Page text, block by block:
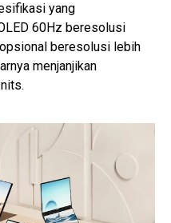
yang
60Hz beresolusi
beresolusi lebih
menjanjikan